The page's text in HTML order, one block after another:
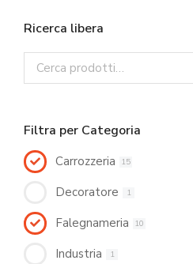
Ricerca libera
Filtra per Categoria
Carrozzeria 15
Decoratore 1
Falegnameria 10
Industria 1